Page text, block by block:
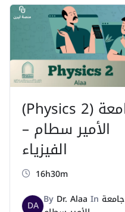
(Physics 2) جامعة
الأمير سطام –
الفيزياء
16h30m
DA By Dr. Alaa In جامعة